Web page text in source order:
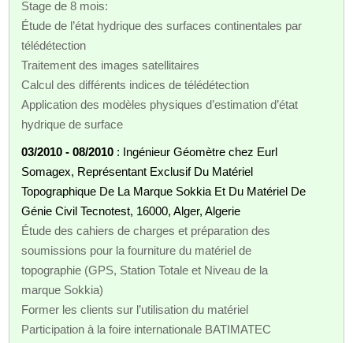
Stage de 8 mois:
Étude de l’état hydrique des surfaces continentales par
télédétection
Traitement des images satellitaires
Calcul des différents indices de télédétection
Application des modèles physiques d’estimation d’état
hydrique de surface
03/2010 - 08/2010 : Ingénieur Géomètre chez Eurl
Somagex, Représentant Exclusif Du Matériel
Topographique De La Marque Sokkia Et Du Matériel De
Génie Civil Tecnotest, 16000, Alger, Algerie
Étude des cahiers de charges et préparation des
soumissions pour la fourniture du matériel de
topographie (GPS, Station Totale et Niveau de la
marque Sokkia)
Former les clients sur l’utilisation du matériel
Participation à la foire internationale BATIMATEC